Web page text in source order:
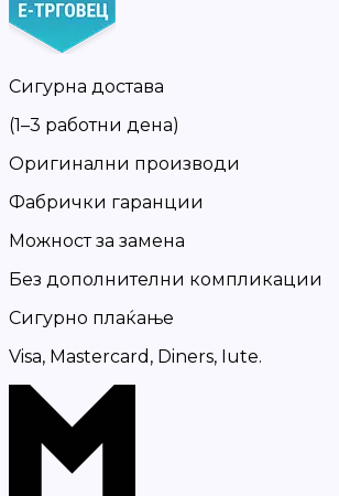
Сигурна достава
(1–3 работни дена)
Оригинални производи
Фабрички гаранции
Можност за замена
Без дополнителни компликации
Сигурно плаќање
Visa, Mastercard, Diners, Iute.